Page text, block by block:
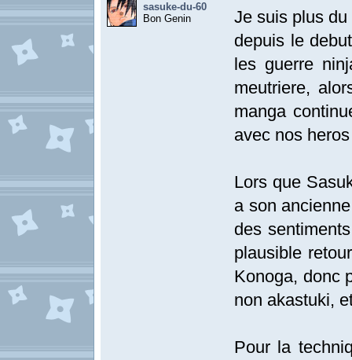
sasuke-du-60
Bon Genin
Je suis plus
depuis le
les guerre
meutriere,
manga
avec nos
Lors que
a son
des
plausible
Konoga, donc
non akastuki,
Pour la